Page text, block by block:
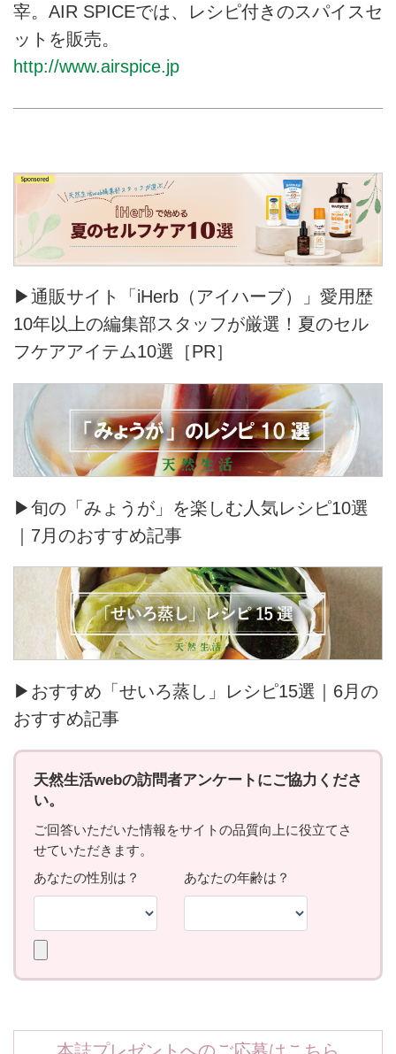
宰。AIR SPICEでは、レシピ付きのスパイスセ
ットを販売。
http://www.airspice.jp
▶通販サイト「iHerb（アイハーブ）」愛用歴
10年以上の編集部スタッフが厳選！夏のセル
フケアアイテム10選［PR］
▶旬の「みょうが」を楽しむ人気レシピ10選
｜7月のおすすめ記事
▶おすすめ「せいろ蒸し」レシピ15選｜6月の
おすすめ記事